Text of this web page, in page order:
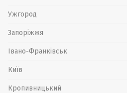
Ужгород
Запоріжжя
Івано-Франківськ
Київ
Кропивницький